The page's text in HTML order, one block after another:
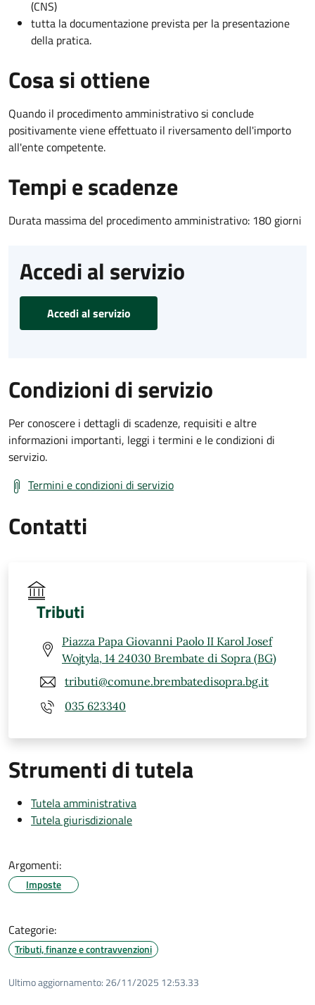
(CNS)
tutta la documentazione prevista per la presentazione
della pratica.
Cosa si ottiene
Quando il procedimento amministrativo si conclude
positivamente viene effettuato il riversamento dell'importo
all'ente competente.
Tempi e scadenze
Durata massima del procedimento amministrativo: 180 giorni
Accedi al servizio
Accedi al servizio
Condizioni di servizio
Per conoscere i dettagli di scadenze, requisiti e altre
informazioni importanti, leggi i termini e le condizioni di
servizio.
Termini e condizioni di servizio
Contatti
Tributi
Piazza Papa Giovanni Paolo II Karol Josef
Wojtyla, 14 24030 Brembate di Sopra (BG)
tributi@comune.brembatedisopra.bg.it
035 623340
Strumenti di tutela
Tutela amministrativa
Tutela giurisdizionale
Argomenti:
Imposte
Categorie:
Tributi, finanze e contravvenzioni
Ultimo aggiornamento: 26/11/2025 12:53.33